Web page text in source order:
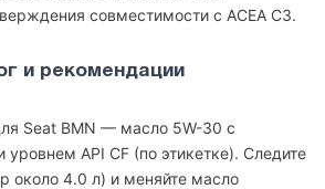
совместимости с ACEA C3.
и рекомендации
Seat BMN — масло 5W-30 с
уровнем API CF (по этикетке). Следите
около 4.0 л) и меняйте масло